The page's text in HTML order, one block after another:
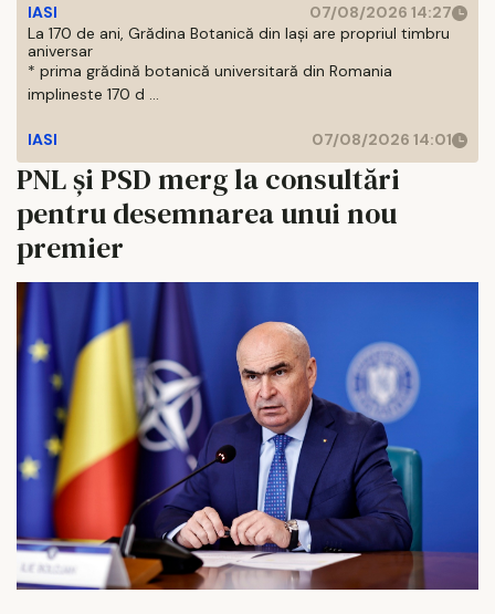
IASI
07/08/2026 14:27
La 170 de ani, Grădina Botanică din Iași are propriul timbru
aniversar
* prima grădină botanică universitară din Romania
implineste 170 d ...
IASI 07/08/2026 14:01
PNL și PSD merg la consultări
pentru desemnarea unui nou
premier